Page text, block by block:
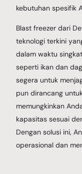
kebutuhan spesifik
Blast freezer dari
teknologi terkini
dalam waktu
seperti ikan dan
segera untuk
pun dirancang
memungkinkan
kapasitas sesuai
Dengan solusi ini,
operasional dan